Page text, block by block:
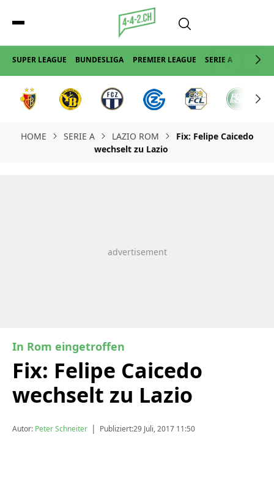
SUPER LEAGUE BUNDESLIGA PREMIER LEAGUE SERIE A LA LIGA
HOME SERIE A LAZIO ROM
Fix: Felipe Caicedo
wechselt zu Lazio
In Rom eingetroffen
Fix: Felipe Caicedo
wechselt zu Lazio
Autor: Peter Schneiter | Publiziert:29 Juli, 2017 11:50